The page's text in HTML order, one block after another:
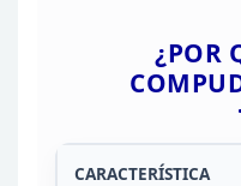
¿POR
CARACTERÍSTICA